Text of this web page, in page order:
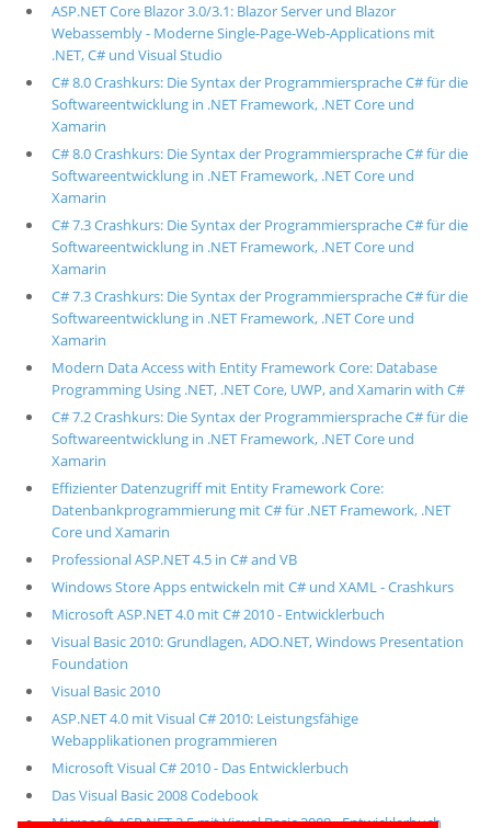
ASP.NET Core Blazor 3.0/3.1: Blazor Server und Blazor
Webassembly - Moderne Single-Page-Web-Applications mit
.NET, C# und Visual Studio
C# 8.0 Crashkurs: Die Syntax der Programmiersprache C# für die
Softwareentwicklung in .NET Framework, .NET Core und
Xamarin
C# 8.0 Crashkurs: Die Syntax der Programmiersprache C# für die
Softwareentwicklung in .NET Framework, .NET Core und
Xamarin
C# 7.3 Crashkurs: Die Syntax der Programmiersprache C# für die
Softwareentwicklung in .NET Framework, .NET Core und
Xamarin
C# 7.3 Crashkurs: Die Syntax der Programmiersprache C# für die
Softwareentwicklung in .NET Framework, .NET Core und
Xamarin
Modern Data Access with Entity Framework Core: Database
Programming Using .NET, .NET Core, UWP, and Xamarin with C#
C# 7.2 Crashkurs: Die Syntax der Programmiersprache C# für die
Softwareentwicklung in .NET Framework, .NET Core und
Xamarin
Effizienter Datenzugriff mit Entity Framework Core:
Datenbankprogrammierung mit C# für .NET Framework, .NET
Core und Xamarin
Professional ASP.NET 4.5 in C# and VB
Windows Store Apps entwickeln mit C# und XAML - Crashkurs
Microsoft ASP.NET 4.0 mit C# 2010 - Entwicklerbuch
Visual Basic 2010: Grundlagen, ADO.NET, Windows Presentation
Foundation
Visual Basic 2010
ASP.NET 4.0 mit Visual C# 2010: Leistungsfähige
Webapplikationen programmieren
Microsoft Visual C# 2010 - Das Entwicklerbuch
Das Visual Basic 2008 Codebook
Microsoft ASP.NET 3.5 mit Visual Basic 2008 - Entwicklerbuch